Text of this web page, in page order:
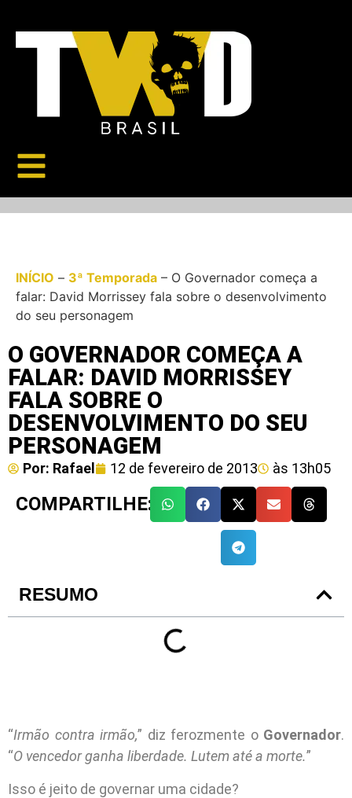
INÍCIO – 3ª Temporada – O Governador começa a
falar: David Morrissey fala sobre o desenvolvimento
do seu personagem
O GOVERNADOR COMEÇA A
FALAR: DAVID MORRISSEY
FALA SOBRE O
DESENVOLVIMENTO DO SEU
PERSONAGEM
Por: Rafael 12 de fevereiro de 2013 às 13h05
COMPARTILHE:
RESUMO
“Irmão contra irmão,” diz ferozmente o Governador.
“O vencedor ganha liberdade. Lutem até a morte.”
Isso é jeito de governar uma cidade?